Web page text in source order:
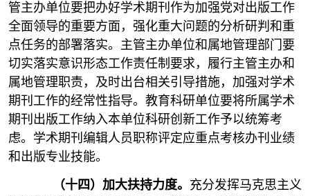
管主办单位要把办好学术期刊作为加强党对出版工作
全面领导的重要方面，强化重大问题的分析研判和重
点任务的部署落实。主管主办单位和属地管理部门要
切实落实意识形态工作责任制要求，履行主管主办和
属地管理职责，及时出台相关引导措施，加强对学术
期刊工作的经常性指导。教育科研单位要将所属学术
期刊出版工作纳入本单位科研创新工作予以统筹考
虑。学术期刊编辑人员职称评定应重点考核办刊业绩
和出版专业技能。
（十四）加大扶持力度。 充分发挥马克思主义